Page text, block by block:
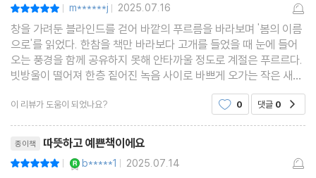
으로 말하는 그림들.” -이소영 미술 에세이스트(《이것은 라울 뒤피
에 관한 이야기》 저자)
| m******j | 2025.07.16
창을 가려둔 블라인드를 걷어 바깥의 푸르름을 바라보며 '봄의 이름
으로'를 읽었다. 한참을 책만 바라보다 고개를 들었을 때 눈에 들어
오는 풍경을 함께 공유하지 못해 안타까울 정도로 계절은 푸르르다.
빗방울이 떨어져 한층 짙어진 녹음 사이로 바쁘게 오가는 작은 새들
의 움직임을 좇다보면 페이지가 멈춰진 채로 시간이 오래도 지났다.
라울 뒤피의 그림과 함께하는 '봄의 이름으로
이 리뷰가 도움이 되었나요? 0 댓글 0
종이책 따뜻하고 예쁜책이에요
| b*****1 | 2025.07.14